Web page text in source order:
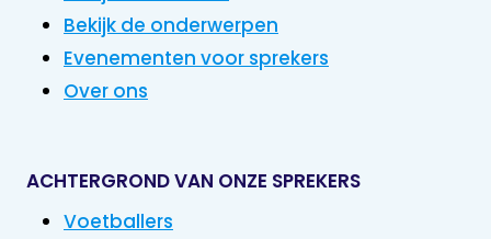
Bekijk de onderwerpen
Evenementen voor sprekers
Over ons
ACHTERGROND VAN ONZE SPREKERS
Voetballers